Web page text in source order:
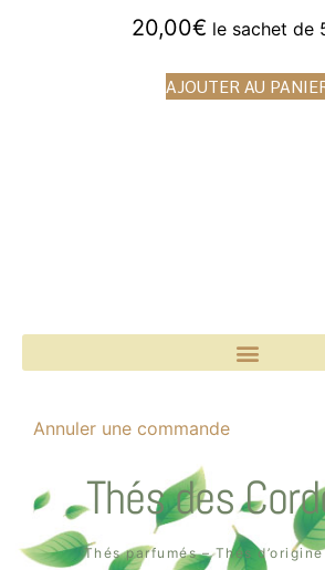
20,00€ le sachet de
AJOUTER AU
Annuler une commande
Thés des
Thés parfumés – Thés